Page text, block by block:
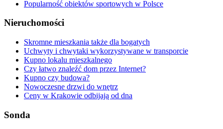
Popularność obiektów sportowych w Polsce
Nieruchomości
Skromne mieszkania także dla bogatych
Uchwyty i chwytaki wykorzystywane w transporcie
Kupno lokalu mieszkalnego
Czy łatwo znaleźć dom przez Internet?
Kupno czy budowa?
Nowoczesne drzwi do wnętrz
Ceny w Krakowie odbijają od dna
Sonda